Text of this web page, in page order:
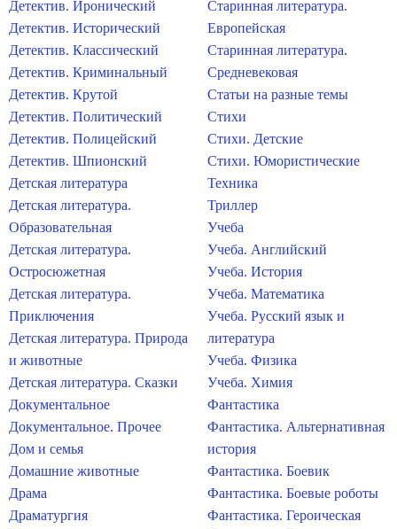
Детектив. Иронический
Детектив. Исторический
Детектив. Классический
Детектив. Криминальный
Детектив. Крутой
Детектив. Политический
Детектив. Полицейский
Детектив. Шпионский
Детская литература
Детская литература.
Образовательная
Детская литература.
Остросюжетная
Детская литература.
Приключения
Детская литература. Природа
и животные
Детская литература. Сказки
Документальное
Документальное. Прочее
Дом и семья
Домашние животные
Драма
Драматургия
Старинная литература.
Европейская
Старинная литература.
Средневековая
Статьи на разные темы
Стихи
Стихи. Детские
Стихи. Юмористические
Техника
Триллер
Учеба
Учеба. Английский
Учеба. История
Учеба. Математика
Учеба. Русский язык и
литература
Учеба. Физика
Учеба. Химия
Фантастика
Фантастика. Альтернативная
история
Фантастика. Боевик
Фантастика. Боевые роботы
Фантастика. Героическая